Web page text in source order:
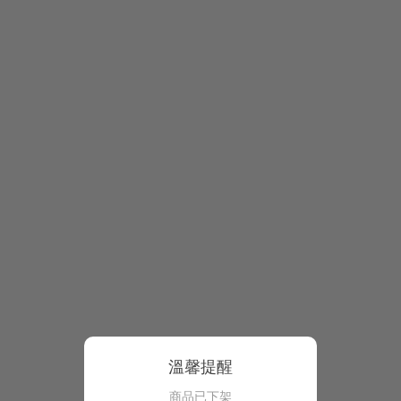
溫馨提醒
商品已下架